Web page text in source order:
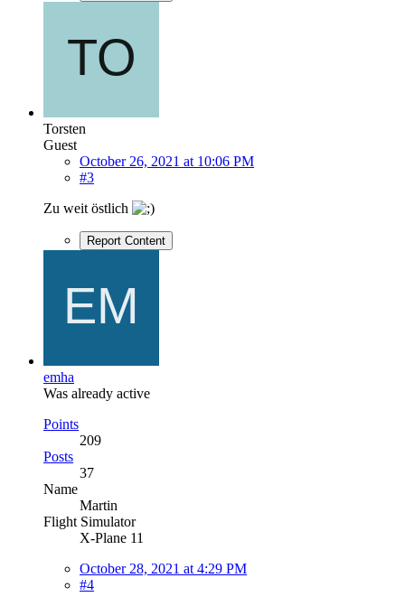
Torsten
Guest
October 26, 2021 at 10:06 PM
#3
Zu weit östlich
Report Content
emha
Was already active
Points
209
Posts
37
Name
Martin
Flight Simulator
X-Plane 11
October 28, 2021 at 4:29 PM
#4